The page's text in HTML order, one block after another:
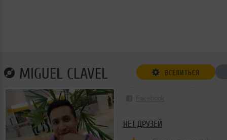
MIGUEL CLAVEL ВСЕЛИТЬСЯ
НЕТ ДРУЗЕЙ